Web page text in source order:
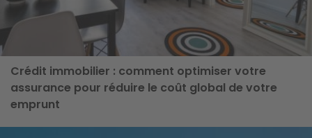
Crédit immobilier : comment optimiser votre
assurance pour réduire le coût global de votre
emprunt